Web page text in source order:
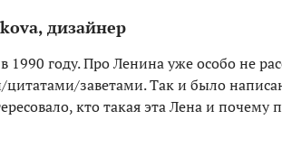
дизайнер
1990 году. Про Ленина уже особо не
цитатами/заветами. Так и было
кто такая эта Лена и